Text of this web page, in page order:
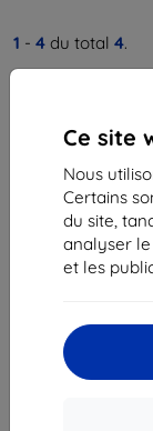
Ce site
Nous
Certains
du site,
analyser
et les
1 - 4 du total 4.
Shield-Sk s.r.o.
Numéro
N° de TVA :